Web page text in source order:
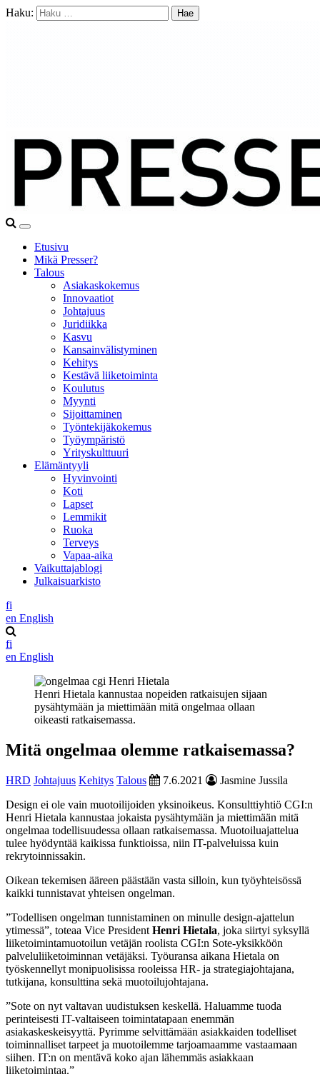
Haku:
Etusivu
Mikä Presser?
Talous
Asiakaskokemus
Innovaatiot
Johtajuus
Juridiikka
Kasvu
Kansainvälistyminen
Kehitys
Kestävä liiketoiminta
Koulutus
Myynti
Sijoittaminen
Työntekijäkokemus
Työympäristö
Yrityskulttuuri
Elämäntyyli
Hyvinvointi
Koti
Lapset
Lemmikit
Ruoka
Terveys
Vapaa-aika
Vaikuttajablogi
Julkaisuarkisto
fi
en English
fi
en English
Henri Hietala kannustaa nopeiden ratkaisujen sijaan
pysähtymään ja miettimään mitä ongelmaa ollaan
oikeasti ratkaisemassa.
Mitä ongelmaa olemme ratkaisemassa?
HRD Johtajuus Kehitys Talous 7.6.2021
Jasmine Jussila
Design ei ole vain muotoilijoiden yksinoikeus. Konsulttiyhtiö CGI:n
Henri Hietala kannustaa jokaista pysähtymään ja miettimään mitä
ongelmaa todellisuudessa ollaan ratkaisemassa. Muotoiluajattelua
tulee hyödyntää kaikissa funktioissa, niin IT-palveluissa kuin
rekrytoinnissakin.
Oikean tekemisen ääreen päästään vasta silloin, kun työyhteisössä
kaikki tunnistavat yhteisen ongelman.
”Todellisen ongelman tunnistaminen on minulle design-ajattelun
ytimessä”, toteaa Vice President Henri Hietala, joka siirtyi syksyllä
liiketoimintamuotoilun vetäjän roolista CGI:n Sote-yksikköön
palveluliiketoiminnan vetäjäksi. Työuransa aikana Hietala on
työskennellyt monipuolisissa rooleissa HR- ja strategiajohtajana,
tutkijana, konsulttina sekä muotoilujohtajana.
”Sote on nyt valtavan uudistuksen keskellä. Haluamme tuoda
perinteisesti IT-valtaiseen toimintatapaan enemmän
asiakaskeskeisyyttä. Pyrimme selvittämään asiakkaiden todelliset
toiminnalliset tarpeet ja muotoilemme tarjoamaamme vastaamaan
siihen. IT:n on mentävä koko ajan lähemmäs asiakkaan
liiketoimintaa.”